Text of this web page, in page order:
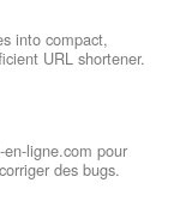
into compact,
URL shortener.
ligne.com pour
des bugs.